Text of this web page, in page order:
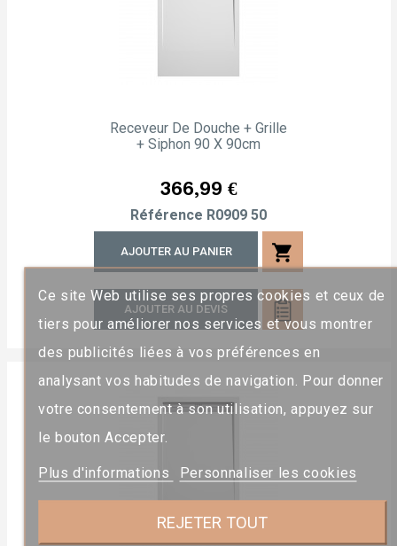
Ce site Web utilise ses propres cookies et ceux de
tiers pour améliorer nos services et vous montrer
des publicités liées à vos préférences en
analysant vos habitudes de navigation. Pour donner
votre consentement à son utilisation, appuyez sur
le bouton Accepter.
Plus d'informations Personnaliser les cookies
REJETER TOUT
Receveur De Douche + Grille
+ Siphon 90 X 90cm
Prix
366,99 €
Référence R0909 50
AJOUTER AU PANIER shopping_cart
AJOUTER AU DEVIS